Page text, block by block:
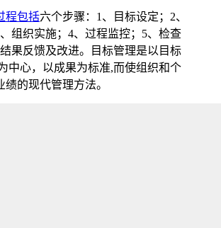
程包括六个步骤：1、目标设定；2、
组织实施；4、过程监控；5、检查
果反馈及改进。目标管理是以目标
中心，以成果为标准,而使组织和个
绩的现代管理方法。